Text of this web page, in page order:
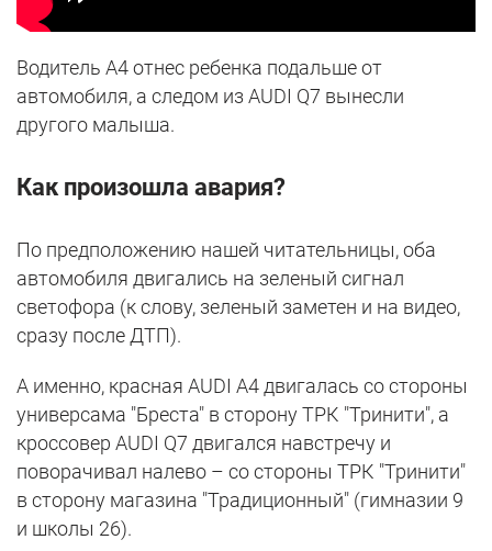
Водитель A4 отнес ребенка подальше от
автомобиля, а следом из AUDI Q7 вынесли
другого малыша.
Как произошла авария?
По предположению нашей читательницы, оба
автомобиля двигались на зеленый сигнал
светофора (к слову, зеленый заметен и на видео,
сразу после ДТП).
А именно, красная AUDI A4 двигалась со стороны
универсама "Бреста" в сторону ТРК "Тринити", а
кроссовер AUDI Q7 двигался навстречу и
поворачивал налево – со стороны ТРК "Тринити"
в сторону магазина "Традиционный" (гимназии 9
и школы 26).